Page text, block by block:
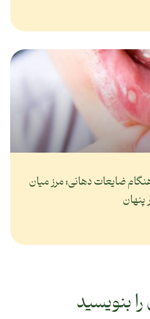
ضایعات دهانی؛ مرز میان
بنویسید